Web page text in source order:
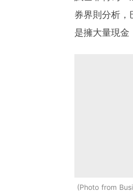
券界則分析，
是擁大量現金
Photo from